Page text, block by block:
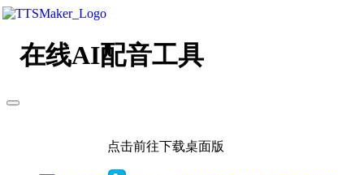
在线AI配音工具
点击前往下载桌面版